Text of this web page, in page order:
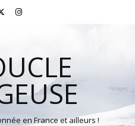
en France et ailleurs !